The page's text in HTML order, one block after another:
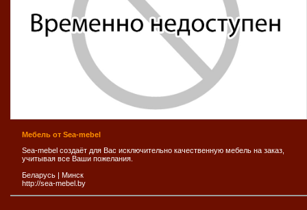
Мебель от Sea-mebel
Sea-mebel создаёт для Вас исключительно качественную мебель на заказ,
учитывая все Ваши пожелания.
Беларусь | Минск
http://sea-mebel.by